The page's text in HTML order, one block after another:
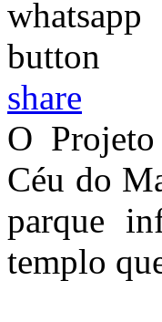
share
O
Céu do
parque
templo